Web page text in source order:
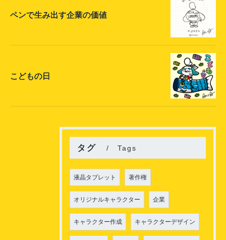
ペンで生み出す企業の価値
こどもの日
タグ Tags
液晶タブレット 著作権
オリジナルキャラクター 企業
キャラクター作成 キャラクターデザイン